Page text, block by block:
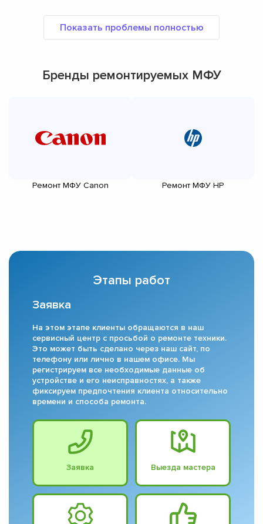
Бренды ремонтируемых МФУ
Ремонт МФУ Canon Ремонт МФУ HP
Этапы работ
Заявка
На этом этапе клиенты обращаются в наш
сервисный центр с просьбой о ремонте техники.
Это может быть сделано через наш сайт, по
телефону или лично в нашем офисе. Мы
регистрируем все необходимые данные об
устройстве и его неисправностях, а также
фиксируем предпочтения клиента относительно
времени и способа ремонта.
Заявка Выезда мастера